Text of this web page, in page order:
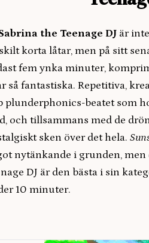
the Teenage DJ är
korta låtar, men på sitt
fem ynka minuter,
så fantastiska. Repetitiva,
plunderphonics-beatet som
och tillsammans med de
sken över det hela.
nytänkande i grunden, men
DJ är den bästa i sin
10 minuter.